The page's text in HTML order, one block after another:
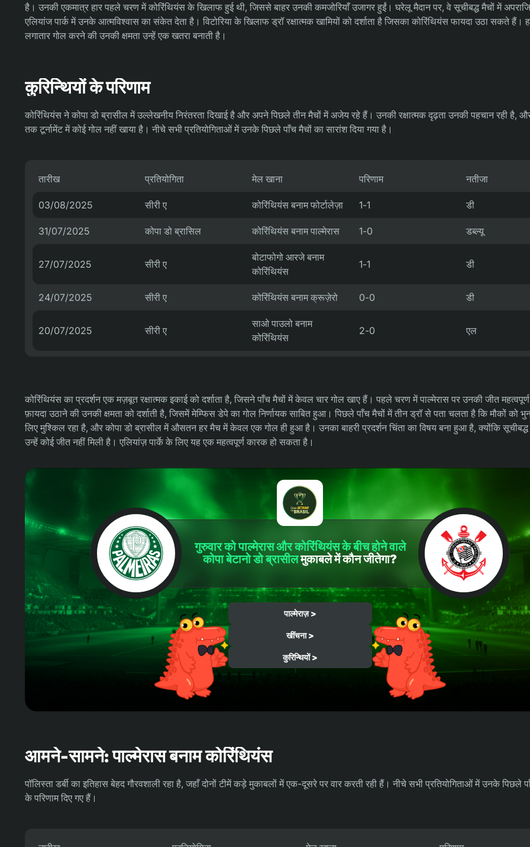
है। उनकी एकमात्र हार पहले चरण में कोरिंथियंस के खिलाफ हुई थी, जिससे बाहर उनकी कमजोरियाँ उजागर हुईं। घरेलू मैदान पर, वे सूचीबद्ध मैचों में
एलियांज पार्क में उनके आत्मविश्वास का संकेत देता है। विटोरिया के खिलाफ ड्रॉ रक्षात्मक खामियों को दर्शाता है जिसका कोरिंथियंस फायदा उठा सकते हैं।
लगातार गोल करने की उनकी क्षमता उन्हें एक खतरा बनाती है।
कुरिन्थियों के परिणाम
कोरिंथियंस ने कोपा डो ब्रासील में उल्लेखनीय निरंतरता दिखाई है और अपने पिछले तीन मैचों में अजेय रहे हैं। उनकी रक्षात्मक दृढ़ता उनकी पहचान रही है,
तक टूर्नामेंट में कोई गोल नहीं खाया है। नीचे सभी प्रतियोगिताओं में उनके पिछले पाँच मैचों का सारांश दिया गया है।
तारीख प्रतियोगिता मेल खाना परिणाम नतीजा
03/08/2025 सीरी ए कोरिंथियंस बनाम फोर्टालेज़ा 1-1 डी
31/07/2025 कोपा डो ब्रासिल कोरिंथियंस बनाम पाल्मेरास 1-0 डब्ल्यू
27/07/2025 सीरी ए
बोटाफोगो आरजे बनाम
कोरिंथियंस
1-1 डी
24/07/2025 सीरी ए कोरिंथियंस बनाम क्रूज़ेरो 0-0 डी
20/07/2025 सीरी ए
साओ पाउलो बनाम
कोरिंथियंस
2-0 एल
कोरिंथियंस का प्रदर्शन एक मज़बूत रक्षात्मक इकाई को दर्शाता है, जिसने पाँच मैचों में केवल चार गोल खाए हैं। पहले चरण में पाल्मेरास पर उनकी जीत
फ़ायदा उठाने की उनकी क्षमता को दर्शाती है, जिसमें मेम्फिस डेपे का गोल निर्णायक साबित हुआ। पिछले पाँच मैचों में तीन ड्रॉ से पता चलता है कि मौकों को
लिए मुश्किल रहा है, और कोपा डो ब्रासील में औसतन हर मैच में केवल एक गोल ही हुआ है। उनका बाहरी प्रदर्शन चिंता का विषय बना हुआ है, क्योंकि सूचीबद्ध
उन्हें कोई जीत नहीं मिली है। एलियांज़ पार्के के लिए यह एक महत्वपूर्ण कारक हो सकता है।
गुरुवार कोपाल्मेरासऔरकोरिंथियंसके बीच होने वाले
कोपा बेटानो डो ब्रासीलमुकाबले में कौन जीतेगा?
पाल्मेराज़ >
खींचना >
कुरिन्थियों >
आमने-सामने: पाल्मेरास बनाम कोरिंथियंस
पॉलिस्ता डर्बी का इतिहास बेहद गौरवशाली रहा है, जहाँ दोनों टीमें कड़े मुकाबलों में एक-दूसरे पर वार करती रही हैं। नीचे सभी प्रतियोगिताओं में उनके पिछले
के परिणाम दिए गए हैं।